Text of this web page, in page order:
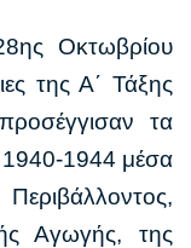
Οκτωβρίου
της Α΄ Τάξης
τα
1940-1944 μέσα
Αγωγής, της